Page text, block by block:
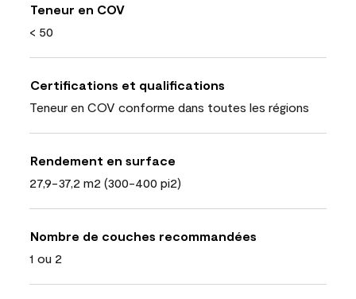
Teneur en COV
< 50
Certifications et qualifications
Teneur en COV conforme dans toutes les régions
Rendement en surface
27,9-37,2 m2 (300-400 pi2)
Nombre de couches recommandées
1 ou 2